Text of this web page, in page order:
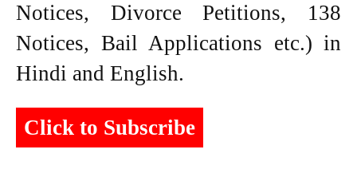
Notices, Divorce Petitions, 138
Notices, Bail Applications etc.) in
Hindi and English.
Click to Subscribe